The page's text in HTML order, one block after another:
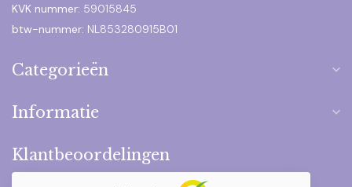
KVK nummer: 59015845
btw-nummer: NL853280915B01
Categorieën
Informatie
Klantbeoordelingen